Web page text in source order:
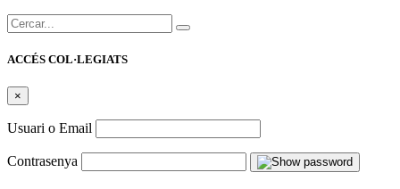
Cercar:
ACCÉS COL·LEGIATS
×
Usuari o Email
Contrasenya